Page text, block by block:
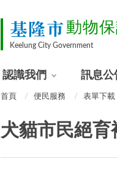
基隆市 動物
Keelung City Government
認識我們 訊息公
首頁 便民服務 表單下載
犬貓市民絕育